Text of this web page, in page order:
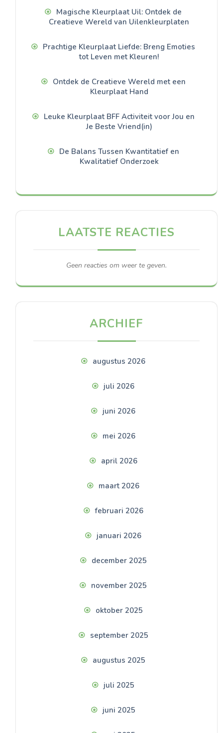
Magische Kleurplaat Uil: Ontdek de
Creatieve Wereld van Uilenkleurplaten
Prachtige Kleurplaat Liefde: Breng Emoties
tot Leven met Kleuren!
Ontdek de Creatieve Wereld met een
Kleurplaat Hand
Leuke Kleurplaat BFF Activiteit voor Jou en
Je Beste Vriend(in)
De Balans Tussen Kwantitatief en
Kwalitatief Onderzoek
LAATSTE REACTIES
Geen reacties om weer te geven.
ARCHIEF
augustus 2026
juli 2026
juni 2026
mei 2026
april 2026
maart 2026
februari 2026
januari 2026
december 2025
november 2025
oktober 2025
september 2025
augustus 2025
juli 2025
juni 2025